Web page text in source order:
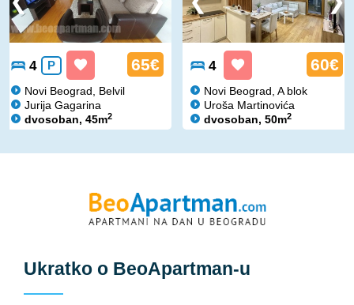
4 P 65€
Novi Beograd, Belvil
Jurija Gagarina
dvosoban, 45m2
4 60€
Novi Beograd, A blok
Uroša Martinovića
dvosoban, 50m2
Ukratko o BeoApartman-u